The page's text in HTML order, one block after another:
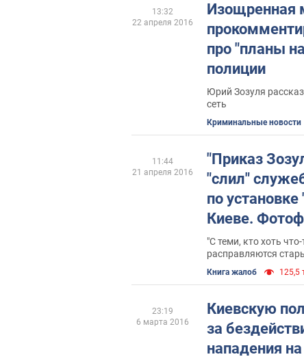
Изощренная
про "планы
полиции
Юрий Зозуля
сеть
Криминальные новости
13:32
22 апреля 2016
"Приказ
"слил"
по
Киеве.
"С теми, кто хоть
расправляются
полицейский
Книга жалоб 125,5
11:44
21 апреля 2016
Киевскую
за
нападения
23:19
6 марта 2016